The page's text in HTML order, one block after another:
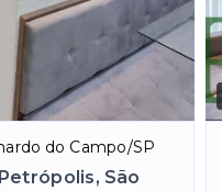
do Campo/SP
São